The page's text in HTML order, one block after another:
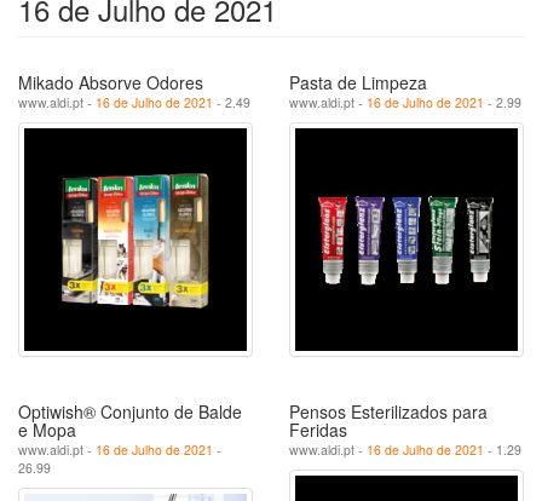
16 de Julho de 2021
Mikado Absorve Odores
www.aldi.pt - 16 de Julho de 2021 - 2.49
Pasta de Limpeza
www.aldi.pt - 16 de Julho de 2021 - 2.99
Optiwish® Conjunto de Balde
e Mopa
www.aldi.pt - 16 de Julho de 2021 -
26.99
Pensos Esterilizados para
Feridas
www.aldi.pt - 16 de Julho de 2021 - 1.29